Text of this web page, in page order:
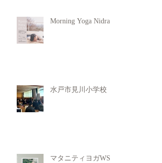
Morning Yoga Nidra
水戸市見川小学校
マタニティヨガWS